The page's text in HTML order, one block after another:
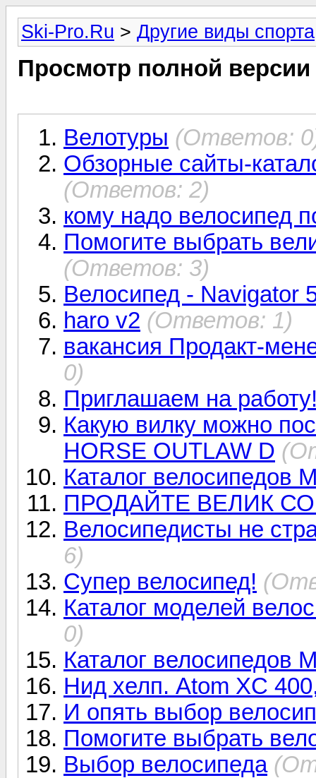
Ski-Pro.Ru > Другие виды спорта
Просмотр полной
Велотуры (Ответов:
Обзорные сайты-
(Ответов: 2)
кому надо велосипед
Помогите выбрать
(Ответов: 3)
Велосипед - Navigator
haro v2 (Ответов: 1)
вакансия Продакт-
0)
Приглашаем на
Какую вилку можно
HORSE OUTLAW D
Каталог велосипедов
ПРОДАЙТЕ ВЕЛИК
Велосипедисты не
6)
Супер велосипед!
Каталог моделей
0)
Каталог велосипедов
Нид хелп. Atom XC
И опять выбор
Помогите выбрать
Выбор велосипеда